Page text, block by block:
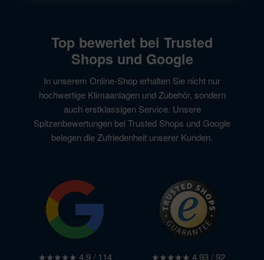
Top bewertet bei Trusted
Shops und Google
In unserem Online-Shop erhalten Sie nicht nur
hochwertige Klimaanlagen und Zubehör, sondern
auch erstklassigen Service. Unsere
Spitzenbewertungen bei Trusted Shops und Google
belegen die Zufriedenheit unserer Kunden.
★★★★★ 4.9 / 114
★★★★★ 4.93 / 92